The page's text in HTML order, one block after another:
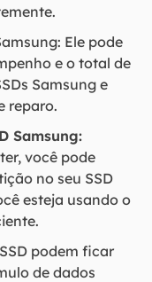
Ele pode
e o total de
Samsung e
reparo.
Samsung:
você pode
no seu SSD
esteja usando o
podem ficar
de dados